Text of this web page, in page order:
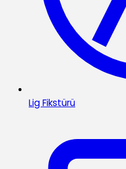
Lig Fikstürü